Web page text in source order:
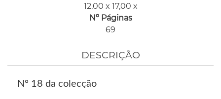
12,00 x 17,00 x
Nº Páginas
69
DESCRIÇÃO
Nº 18 da colecção